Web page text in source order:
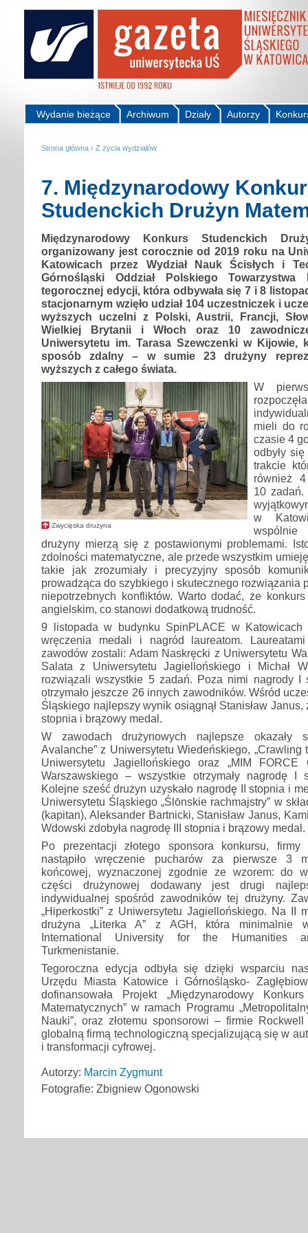
Autorzy
Działy
Archiwum
Wydanie bieżące
Strona główna › Z życia wydziałów
7. Międzynarodowy
Studenckich Drużyn
Międzynarodowy Konkurs Studenckich
organizowany jest corocznie od 2019 roku na
Katowicach przez Wydział Nauk Ścisłych i
Górnośląski Oddział Polskiego Towarzystwa
tegorocznej edycji, która odbywała się 7 i 8
stacjonarnym wzięło udział 104 uczestniczek i
wyższych uczelni z Polski, Austrii, Francji,
Wielkiej Brytanii i Włoch oraz 10
Uniwersytetu im. Tarasa Szewczenki w Kijowie,
sposób zdalny – w sumie 23 drużyny
wyższych z całego świata.
Zwycięska drużyna
W
mieli do
czasie 4
odbyły
trakcie
również 4
10 zadań.
w
drużyny mierzą się z postawionymi problemami.
zdolności matematyczne, ale przede wszystkim
takie jak zrozumiały i precyzyjny sposób
prowadząca do szybkiego i skutecznego rozwiązania
niepotrzebnych konfliktów. Warto dodać, że
angielskim, co stanowi dodatkową trudność.
9 listopada w budynku SpinPLACE w Katowicach
wręczenia medali i nagród laureatom.
zawodów zostali: Adam Naskręcki z Uniwersytetu
Salata z Uniwersytetu Jagiellońskiego i Michał
rozwiązali wszystkie 5 zadań. Poza nimi nagrody I
otrzymało jeszcze 26 innych zawodników. Wśród
Śląskiego najlepszy wynik osiągnął Stanisław
stopnia i brązowy medal.
W zawodach drużynowych najlepsze okazały
Avalanche” z Uniwersytetu Wiedeńskiego, „Crawling
Uniwersytetu Jagiellońskiego oraz „MIM FORCE
Warszawskiego – wszystkie otrzymały nagrodę I
Kolejne sześć drużyn uzyskało nagrodę II stopnia i
Uniwersytetu Śląskiego „Ślōnskie rachmajstry” w
(kapitan), Aleksander Bartnicki, Stanisław Janus,
Wdowski zdobyła nagrodę III stopnia i brązowy medal.
Po prezentacji złotego sponsora konkursu, firmy
nastąpiło wręczenie pucharów za pierwsze 3
końcowej, wyznaczonej zgodnie ze wzorem: do
części drużynowej dodawany jest drugi
indywidualnej spośród zawodników tej drużyny.
„Hiperkostki” z Uniwersytetu Jagiellońskiego. Na II
drużyna „Literka A” z AGH, która minimalnie
International University for the Humanities
Turkmenistanie.
Tegoroczna edycja odbyła się dzięki wsparciu
Urzędu Miasta Katowice i Górnośląsko-
dofinansowała Projekt „Międzynarodowy
Matematycznych” w ramach Programu
Nauki”, oraz złotemu sponsorowi – firmie
globalną firmą technologiczną specjalizującą się w
i transformacji cyfrowej.
Autorzy: Marcin Zygmunt
Fotografie: Zbigniew Ogonowski